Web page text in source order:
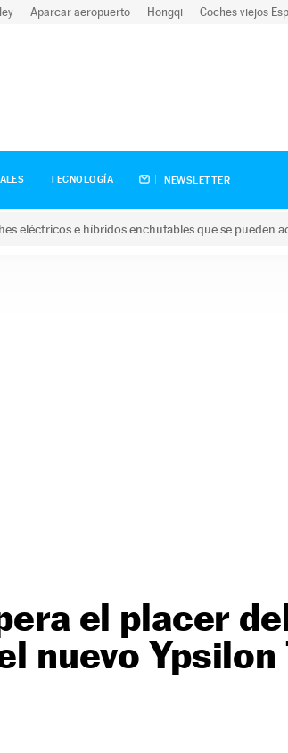
Aparcar aeropuerto Hongqi Coches viejos
TECNOLOGÍA NEWSLETTER
eléctricos e híbridos enchufables que se pueden
el placer
nuevo